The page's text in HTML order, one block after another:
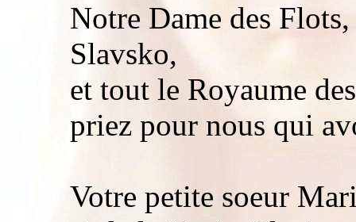
Notre Dame des
Slavsko,
et tout le Royaume
priez pour nous qui
Votre petite soeur